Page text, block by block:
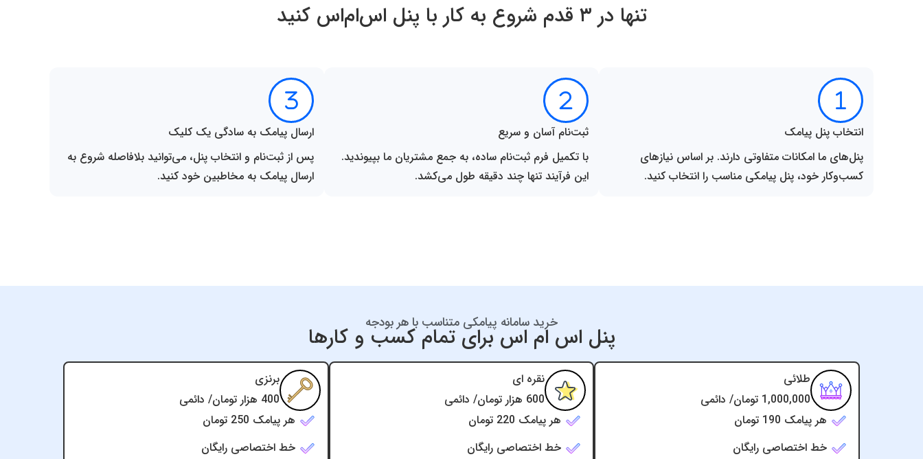
تنها در ۳ قدم شروع به کار با پنل اس‌ام‌اس کنید
انتخاب پنل پیامک
پنل‌های ما امکانات متفاوتی دارند. بر اساس نیازهای
کسب‌و‌کار خود، پنل پیامکی مناسب را انتخاب کنید.
ثبت‌نام آسان و سریع
با تکمیل فرم ثبت‌نام ساده، به جمع مشتریان ما بپیوندید.
این فرآیند تنها چند دقیقه طول می‌کشد.
ارسال پیامک به سادگی یک کلیک
پس از ثبت‌نام و انتخاب پنل، می‌توانید بلافاصله شروع به
ارسال پیامک به مخاطبین خود کنید.
خرید سامانه پیامکی متناسب با هر بودجه
پنل اس ام اس برای تمام کسب و کارها
طلائی
1,000,000 تومان/ دائمی
هر پیامک 190 تومان
خط اختصاصی رایگان
نقره ای
600 هزار تومان/ دائمی
هر پیامک 220 تومان
خط اختصاصی رایگان
برنزی
400 هزار تومان/ دائمی
هر پیامک 250 تومان
خط اختصاصی رایگان